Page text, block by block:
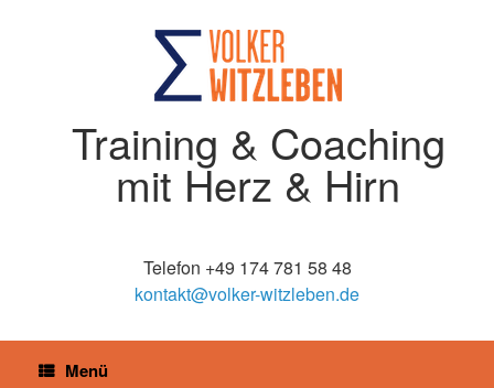
Training & Coaching
mit Herz & Hirn
Telefon +49 174 781 58 48
kontakt@volker-witzleben.de
Menü